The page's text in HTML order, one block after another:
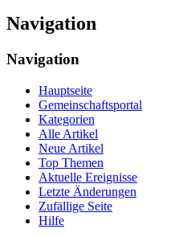
Navigation
Navigation
Hauptseite
Gemeinschaftsportal
Kategorien
Alle Artikel
Neue Artikel
Top Themen
Aktuelle Ereignisse
Letzte Änderungen
Zufällige Seite
Hilfe